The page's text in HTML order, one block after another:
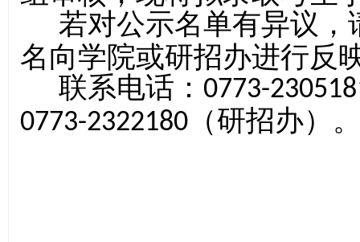
若对公示名单有异议，
名向学院或研招办进行反
联系电话： 0773-
0773-2322180 （研招办）